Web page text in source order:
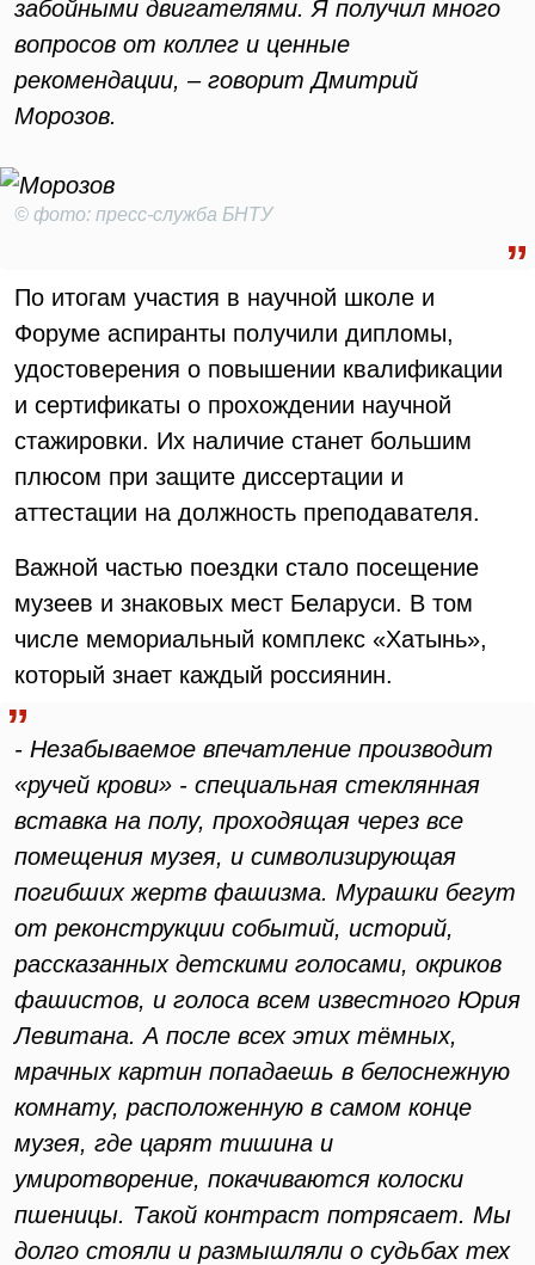
забойными двигателями. Я получил много
вопросов от коллег и ценные
рекомендации, – говорит Дмитрий
Морозов.
© фото: пресс-служба БНТУ
По итогам участия в научной школе и
Форуме аспиранты получили дипломы,
удостоверения о повышении квалификации
и сертификаты о прохождении научной
стажировки. Их наличие станет большим
плюсом при защите диссертации и
аттестации на должность преподавателя.
Важной частью поездки стало посещение
музеев и знаковых мест Беларуси. В том
числе мемориальный комплекс «Хатынь»,
который знает каждый россиянин.
- Незабываемое впечатление производит
«ручей крови» - специальная стеклянная
вставка на полу, проходящая через все
помещения музея, и символизирующая
погибших жертв фашизма. Мурашки бегут
от реконструкции событий, историй,
рассказанных детскими голосами, окриков
фашистов, и голоса всем известного Юрия
Левитана. А после всех этих тёмных,
мрачных картин попадаешь в белоснежную
комнату, расположенную в самом конце
музея, где царят тишина и
умиротворение, покачиваются колоски
пшеницы. Такой контраст потрясает. Мы
долго стояли и размышляли о судьбах тех